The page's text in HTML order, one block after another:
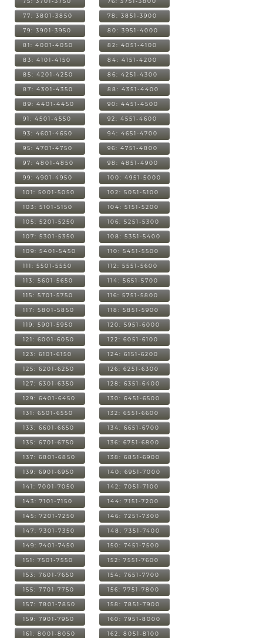
77: 3801-3850 78: 3851-3900
79: 3901-3950 80: 3951-4000
81: 4001-4050 82: 4051-4100
83: 4101-4150 84: 4151-4200
85: 4201-4250 86: 4251-4300
87: 4301-4350 88: 4351-4400
89: 4401-4450 90: 4451-4500
91: 4501-4550 92: 4551-4600
93: 4601-4650 94: 4651-4700
95: 4701-4750 96: 4751-4800
97: 4801-4850 98: 4851-4900
99: 4901-4950 100: 4951-5000
101: 5001-5050 102: 5051-5100
103: 5101-5150 104: 5151-5200
105: 5201-5250 106: 5251-5300
107: 5301-5350 108: 5351-5400
109: 5401-5450 110: 5451-5500
111: 5501-5550 112: 5551-5600
113: 5601-5650 114: 5651-5700
115: 5701-5750 116: 5751-5800
117: 5801-5850 118: 5851-5900
119: 5901-5950 120: 5951-6000
121: 6001-6050 122: 6051-6100
123: 6101-6150 124: 6151-6200
125: 6201-6250 126: 6251-6300
127: 6301-6350 128: 6351-6400
129: 6401-6450 130: 6451-6500
131: 6501-6550 132: 6551-6600
133: 6601-6650 134: 6651-6700
135: 6701-6750 136: 6751-6800
137: 6801-6850 138: 6851-6900
139: 6901-6950 140: 6951-7000
141: 7001-7050 142: 7051-7100
143: 7101-7150 144: 7151-7200
145: 7201-7250 146: 7251-7300
147: 7301-7350 148: 7351-7400
149: 7401-7450 150: 7451-7500
151: 7501-7550 152: 7551-7600
153: 7601-7650 154: 7651-7700
155: 7701-7750 156: 7751-7800
157: 7801-7850 158: 7851-7900
159: 7901-7950 160: 7951-8000
161: 8001-8050 162: 8051-8100